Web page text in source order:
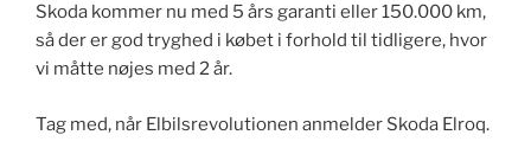
​Skoda kommer nu med 5 års garanti eller 150.000 km,
så der er god tryghed i købet i forhold til tidligere, hvor
vi måtte nøjes med 2 år.
Tag med, når Elbilsrevolutionen anmelder Skoda Elroq.